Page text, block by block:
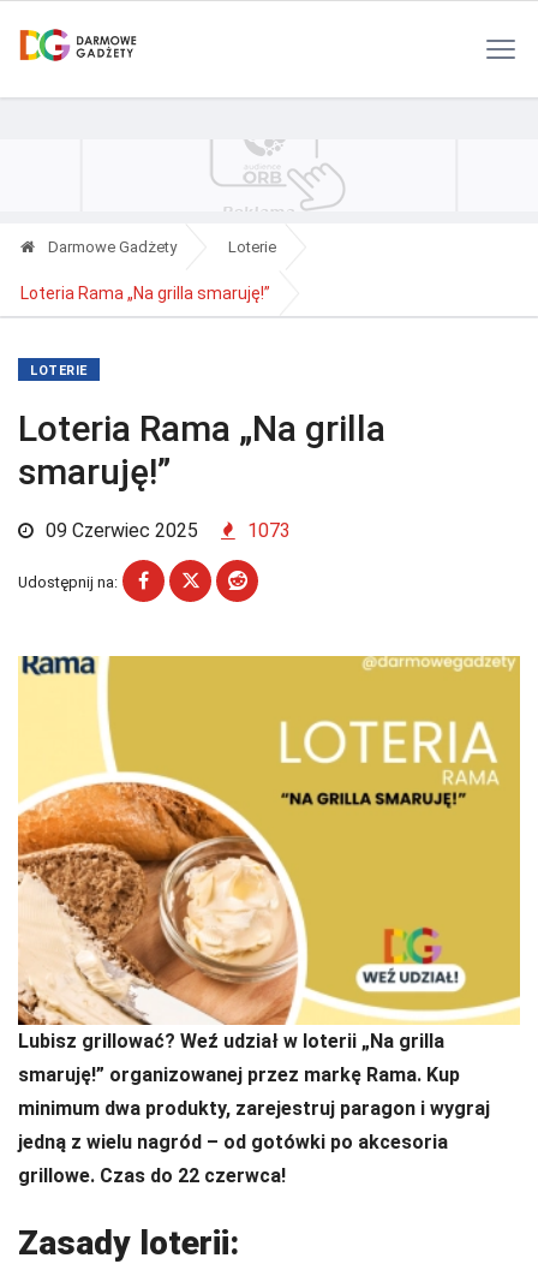
Darmowe Gadżety Loterie
Loteria Rama „Na grilla smaruję!”
LOTERIE
Loteria Rama „Na grilla
smaruję!”
09 Czerwiec 2025 1073
Udostępnij na:
Lubisz grillować? Weź udział w loterii „Na grilla
smaruję!” organizowanej przez markę Rama. Kup
minimum dwa produkty, zarejestruj paragon i wygraj
jedną z wielu nagród – od gotówki po akcesoria
grillowe. Czas do 22 czerwca!
Zasady loterii: